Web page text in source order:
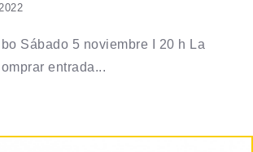
Sábado 5 noviembre I 20 h La
entrada...